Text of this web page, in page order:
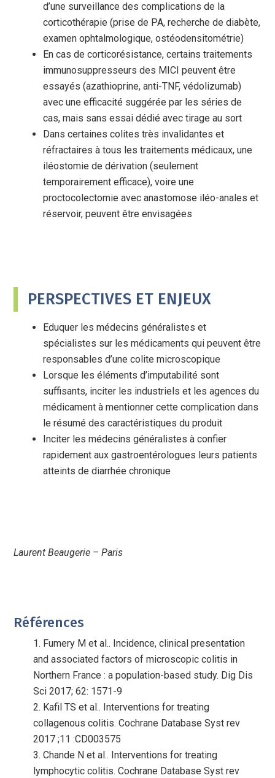
d’une surveillance des complications de la
corticothérapie (prise de PA, recherche de diabète,
examen ophtalmologique, ostéodensitométrie)
En cas de corticorésistance, certains traitements
immunosuppresseurs des MICI peuvent être
essayés (azathioprine, anti-TNF, védolizumab)
avec une efficacité suggérée par les séries de
cas, mais sans essai dédié avec tirage au sort
Dans certaines colites très invalidantes et
réfractaires à tous les traitements médicaux, une
iléostomie de dérivation (seulement
temporairement efficace), voire une
proctocolectomie avec anastomose iléo-anales et
réservoir, peuvent être envisagées
PERSPECTIVES ET ENJEUX
Eduquer les médecins généralistes et
spécialistes sur les médicaments qui peuvent être
responsables d’une colite microscopique
Lorsque les éléments d’imputabilité sont
suffisants, inciter les industriels et les agences du
médicament à mentionner cette complication dans
le résumé des caractéristiques du produit
Inciter les médecins généralistes à confier
rapidement aux gastroentérologues leurs patients
atteints de diarrhée chronique
Laurent Beaugerie – Paris
Références
Fumery M et al.. Incidence, clinical presentation
and associated factors of microscopic colitis in
Northern France : a population-based study. Dig Dis
Sci 2017; 62: 1571-9
Kafil TS et al.. Interventions for treating
collagenous colitis. Cochrane Database Syst rev
2017 ;11 :CD003575
Chande N et al.. Interventions for treating
lymphocytic colitis. Cochrane Database Syst rev